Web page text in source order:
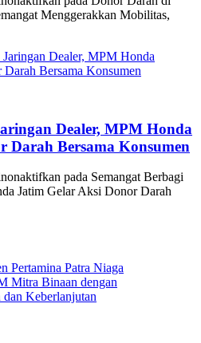
Menggerakkan Mobilitas,
Dealer, MPM Honda
Darah Bersama Konsumen
pada Semangat Berbagi
Jatim Gelar Aksi Donor Darah